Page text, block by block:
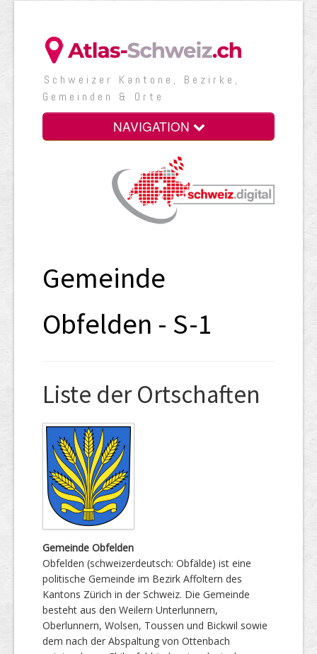
Schweizer Kantone, Bezirke,
Gemeinden & Orte
NAVIGATION
Gemeinde
Obfelden - S-1
Liste der Ortschaften
Gemeinde Obfelden
Obfelden (schweizerdeutsch: Obfälde) ist eine
politische Gemeinde im Bezirk Affoltern des
Kantons Zürich in der Schweiz. Die Gemeinde
besteht aus den Weilern Unterlunnern,
Oberlunnern, Wolsen, Toussen und Bickwil sowie
dem nach der Abspaltung von Ottenbach